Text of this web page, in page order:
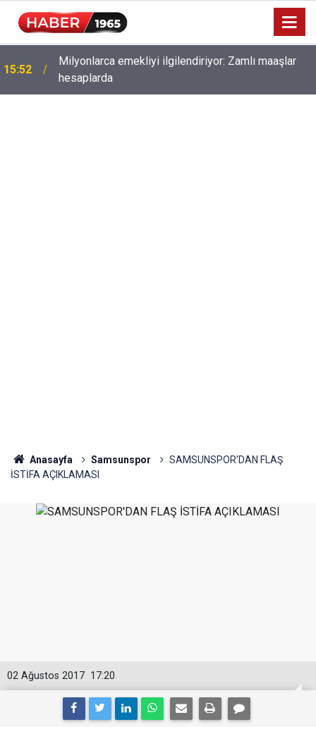
15:52
Milyonlarca emekliyi ilgilendiriyor: Zamlı maaşlar
hesaplarda
Anasayfa Samsunspor
SAMSUNSPOR'DAN FLAŞ
İSTİFA AÇIKLAMASI
17:20
02 Ağustos 2017